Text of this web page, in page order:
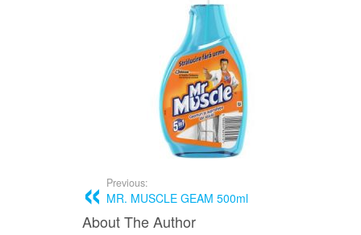
Previous:
MR. MUSCLE GEAM 500ml
About The Author